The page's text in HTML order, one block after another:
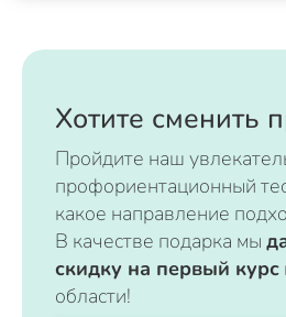
Хотите сменить
Пройдите наш
профориентационный
какое направление
В качестве подарка мы
скидку на первый курс
области!